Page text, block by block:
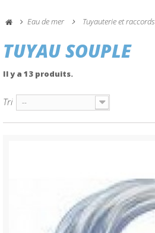
Eau de mer Tuyauterie et raccords
TUYAU SOUPLE
Il y a 13 produits.
Tri --